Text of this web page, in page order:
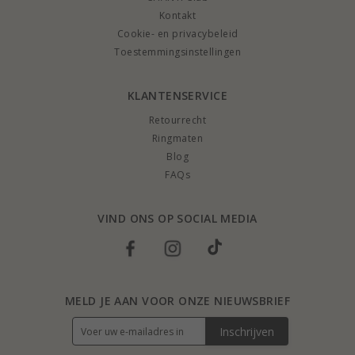
Kontakt
Cookie- en privacybeleid
Toestemmingsinstellingen
KLANTENSERVICE
Retourrecht
Ringmaten
Blog
FAQs
VIND ONS OP SOCIAL MEDIA
MELD JE AAN VOOR ONZE NIEUWSBRIEF
Inschrijven